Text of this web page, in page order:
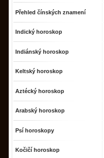
Přehled čínských znamení
Indický horoskop
Indiánský horoskop
Keltský horoskop
Aztécký horoskop
Arabský horoskop
Psí horoskopy
Kočičí horoskop